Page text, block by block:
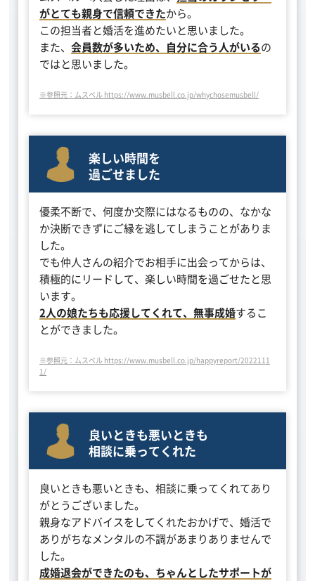
がとても親身で信頼できたから。
この担当者と婚活を進めたいと思いました。
また、会員数が多いため、自分に合う人がいるの
ではと思いました。
※参照元：ムスベル https://www.musbell.co.jp/whychosemusbell/
楽しい時間を
過ごせました
優柔不断で、何度か交際にはなるものの、なかな
か決断できずにご縁を逃してしまうことがありま
した。
でも仲人さんの紹介でお相手に出会ってからは、
積極的にリードして、楽しい時間を過ごせたと思
います。
2人の娘たちも応援してくれて、無事成婚するこ
とができました。
※参照元：ムスベル https://www.musbell.co.jp/happyreport/2022111
1/
良いときも悪いときも
相談に乗ってくれた
良いときも悪いときも、相談に乗ってくれてあり
がとうございました。
親身なアドバイスをしてくれたおかげで、婚活で
ありがちなメンタルの不調があまりありませんで
した。
成婚退会ができたのも、ちゃんとしたサポートが